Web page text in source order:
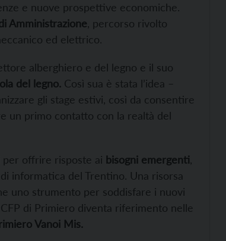
e nuove prospettive economiche.
Amministrazione , percorso rivolto
ed elettrico.
alberghiero e del legno e il suo
del legno. Così sua è stata l’idea –
gli stage estivi, così da consentire
un primo contatto con la realtà del
offrire risposte ai bisogni emergenti
informatica del Trentino. Una risorsa
uno strumento per soddisfare i nuovi
di Primiero diventa riferimento nelle
Vanoi Mis.